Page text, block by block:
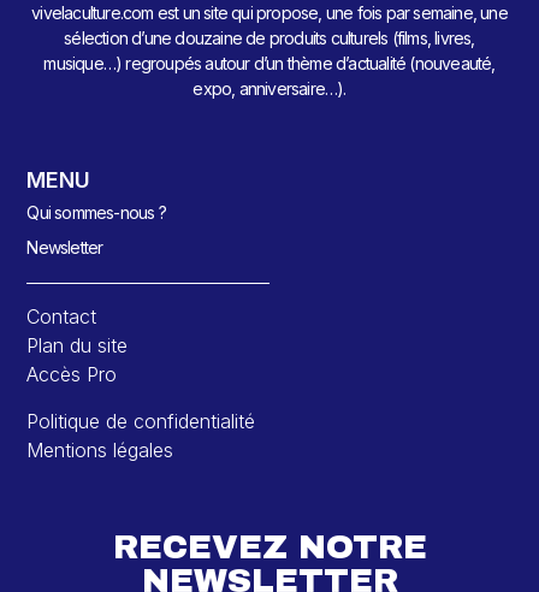
vivelaculture.com est un site qui propose, une fois par semaine, une
sélection d’une douzaine de produits culturels (films, livres,
musique…) regroupés autour d’un thème d’actualité (nouveauté,
expo, anniversaire…).
MENU
Qui sommes-nous ?
Newsletter
Contact
Plan du site
Accès Pro
Politique de confidentialité
Mentions légales
RECEVEZ NOTRE
NEWSLETTER